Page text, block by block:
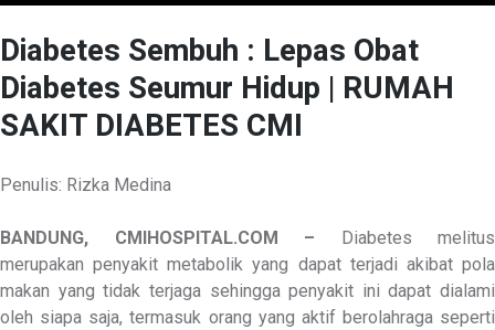
Diabetes Sembuh : Lepas Obat
Diabetes Seumur Hidup | RUMAH
SAKIT DIABETES CMI
Penulis: Rizka Medina
BANDUNG, CMIHOSPITAL.COM – Diabetes melitus
merupakan penyakit metabolik yang dapat terjadi akibat pola
makan yang tidak terjaga sehingga penyakit ini dapat dialami
oleh siapa saja, termasuk orang yang aktif berolahraga seperti